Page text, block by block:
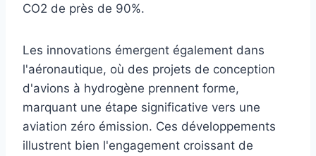
CO2 de près de 90%.
Les innovations émergent également dans
l'aéronautique, où des projets de conception
d'avions à hydrogène prennent forme,
marquant une étape significative vers une
aviation zéro émission. Ces développements
illustrent bien l'engagement croissant de